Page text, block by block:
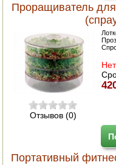
Проращиватель
Отзывов (0)
Портативный